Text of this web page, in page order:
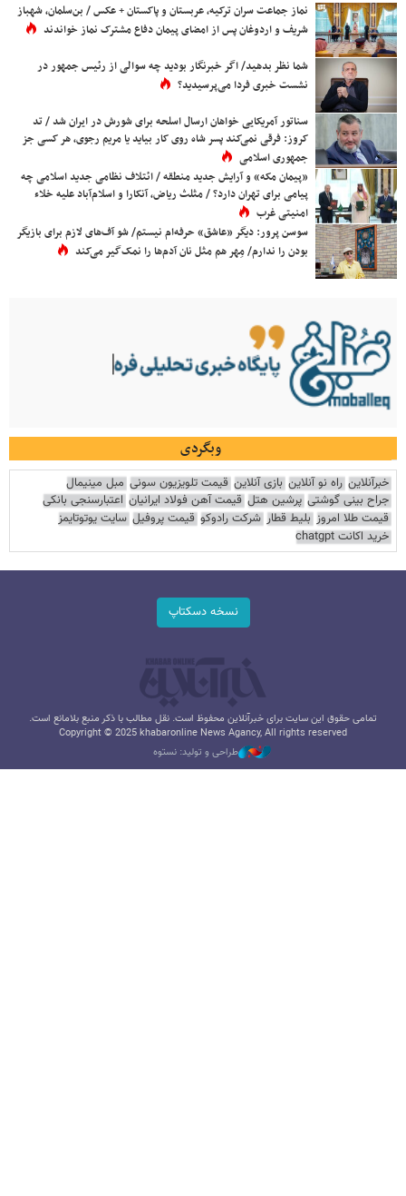
نماز جماعت سران ترکیه، عربستان و پاکستان + عکس / بن‌سلمان، شهباز
شریف و اردوغان پس از امضای پیمان دفاع مشترک نماز خواندند
شما نظر بدهید/ اگر خبرنگار بودید چه سوالی از رئیس جمهور در
نشست خبری فردا می‌پرسیدید؟
سناتور آمریکایی خواهان ارسال اسلحه برای شورش در ایران شد / تد
کروز: فرقی نمی‌کند پسر شاه روی کار بیاید یا مریم رجوی، هر کسی جز
جمهوری اسلامی
«پیمان مکه» و آرایش جدید منطقه / ائتلاف نظامی جدید اسلامی چه
پیامی برای تهران دارد؟ / مثلث ریاض، آنکارا و اسلام‌آباد علیه خلاء
امنیتی غرب
سوسن پرور: دیگر «عاشق» حرفه‌ام نیستم/ شو آف‌های لازم برای بازیگر
بودن را ندارم/ مِهر هم مثل نان آدم‌ها را نمک‌گیر می‌کند
وبگردی
خبرآنلاین راه نو آنلاین بازی آنلاین قیمت تلویزیون سونی مبل مینیمال
جراح بینی گوشتی پرشین هتل قیمت آهن فولاد ایرانیان اعتبارسنجی بانکی
قیمت طلا امروز بلیط قطار شرکت رادوکو قیمت پروفیل سایت یوتوتایمز
خرید اکانت chatgpt
نسخه دسکتاپ
تمامی حقوق این سایت برای خبرآنلاین محفوظ است. نقل مطالب با ذکر منبع بلامانع است.
Copyright © 2025 khabaronline News Agancy, All rights reserved
طراحی و تولید: نستوه